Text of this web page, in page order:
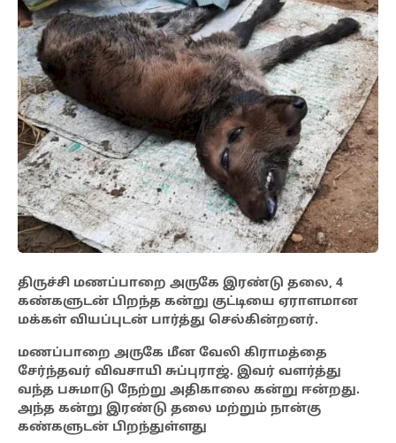
திருச்சி மணப்பாறை அருகே இரண்டு தலை, 4
கண்களுடன் பிறந்த கன்று குட்டியை ஏராளமான
மக்கள் வியப்புடன் பார்த்து செல்கின்றனர்.
மணப்பாறை அருகே மீன வேலி கிராமத்தை
சேர்ந்தவர் விவசாயி சுப்புராஜ். இவர் வளர்த்து
வந்த பசுமாடு நேற்று அதிகாலை கன்று ஈன்றது.
அந்த கன்று இரண்டு தலை மற்றும் நான்கு
கண்களுடன் பிறந்துள்ளது